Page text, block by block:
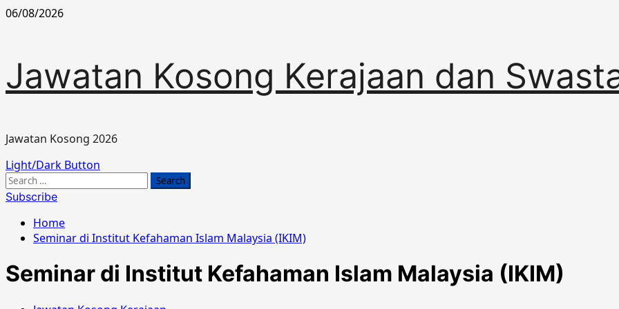
Skip
06/08/2026
Jawatan Kosong Kerajaan dan
Jawatan Kosong 2026
Primary
Menu
Light/Dark Button
Search
for:
Subscribe
Home
Seminar di Institut Kefahaman Islam Malaysia (IKIM)
Seminar di Institut Kefahaman Islam Malaysia (IKIM)